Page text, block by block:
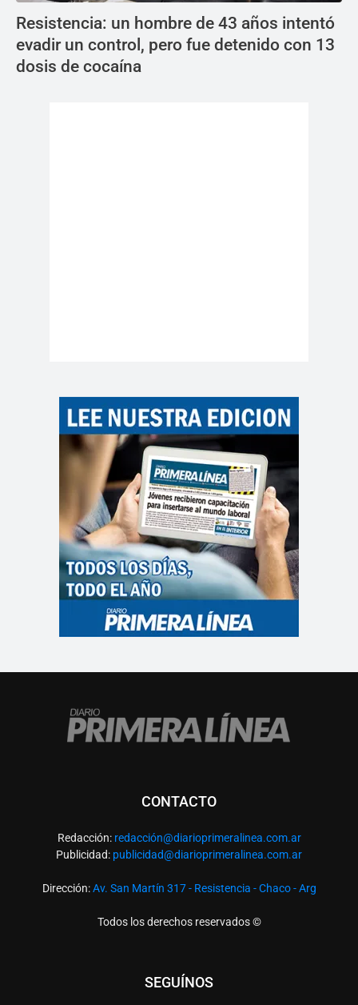
Resistencia: un hombre de 43 años intentó
evadir un control, pero fue detenido con 13
dosis de cocaína
CONTACTO
Redacción: redacción@diarioprimeralinea.com.ar
Publicidad: publicidad@diarioprimeralinea.com.ar
Dirección:Av. San Martín 317 - Resistencia - Chaco - Arg
Todos los derechos reservados ©
SEGUÍNOS